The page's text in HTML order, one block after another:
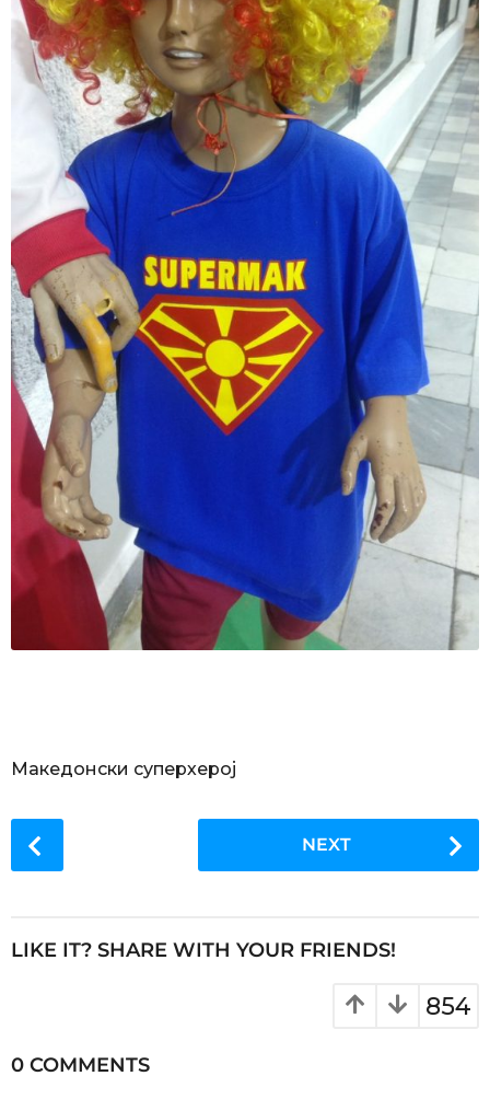
Македонски суперхерој
o
P
n
NEXT
LIKE IT? SHARE WITH YOUR FRIENDS!
854
0 COMMENTS